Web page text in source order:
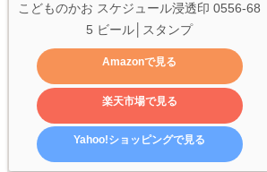
こどものかお スケジュール浸透印 0556-68
5 ビール│スタンプ
Amazonで見る
楽天市場で見る
Yahoo!ショッピングで見る